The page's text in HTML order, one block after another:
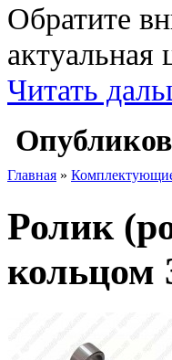
Обратите
Читать
Главная »
Ролик
кольцом